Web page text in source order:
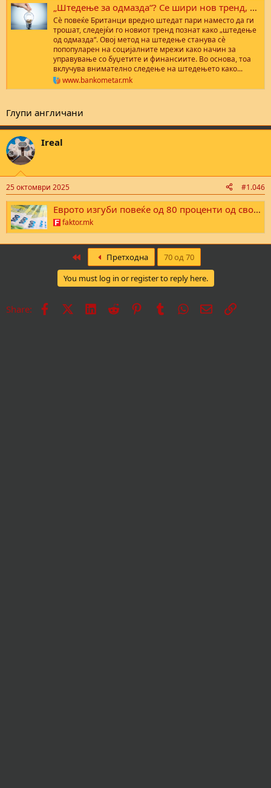
„Штедење за одмазда“? Се шири нов тренд, може да стигне и до Македонија? - БанкоМетар
Сè повеќе Британци вредно штедат пари наместо да ги
трошат, следејќи го новиот тренд познат како „штедење
од одмазда“. Овој метод на штедење станува сè
попопуларен на социјалните мрежи како начин за
управување со буџетите и финансиите. Во основа, тоа
вклучува внимателно следење на штедењето како...
www.bankometar.mk
Глупи англичани
Ireal
25 октомври 2025 #1.046
Еврото изгуби повеќе од 80 проценти од својата вредност мерена во злато?
faktor.mk
Претходна
70 од 70
You must log in or register to reply here.
Share: Facebook LinkedInReddit PinterestTumblrWhatsApp
Е-поштаВрска